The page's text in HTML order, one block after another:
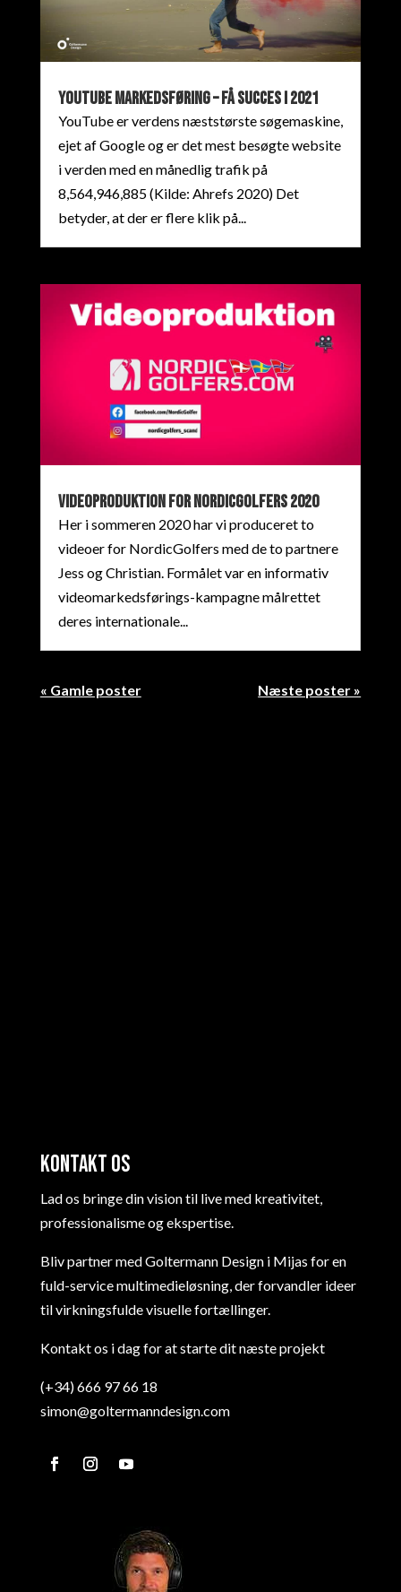
Youtube Markedsføring – Få succes i 2021
YouTube er verdens næststørste søgemaskine,
ejet af Google og er det mest besøgte website
i verden med en månedlig trafik på
8,564,946,885 (Kilde: Ahrefs 2020) Det
betyder, at der er flere klik på...
Videoproduktion for NordicGolfers 2020
Her i sommeren 2020 har vi produceret to
videoer for NordicGolfers med de to partnere
Jess og Christian. Formålet var en informativ
videomarkedsførings-kampagne målrettet
deres internationale...
« Gamle poster Næste poster »
Kontakt os
Lad os bringe din vision til live med kreativitet,
professionalisme og ekspertise.
Bliv partner med Goltermann Design i Mijas for en
fuld-service multimedieløsning, der forvandler ideer
til virkningsfulde visuelle fortællinger.
Kontakt os i dag for at starte dit næste projekt
(+34) 666 97 66 18
simon@goltermanndesign.com